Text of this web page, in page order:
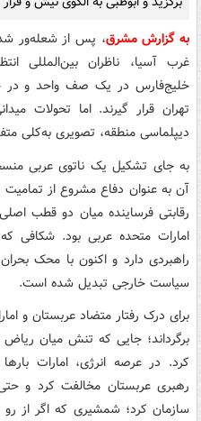
به گزارش مشرق، پس از شعله‌ور
غرب آسیا، ناظران بین‌المللی
خلیج‌فارس در یک صف واحد و در
تهران قرار گیرند. اما تحولات
دیپلماسی منطقه، تصویری به‌کلی
به جای تشکیل یک ناتوی عربی
آن به عنوان دفاع مشروع از
رقابتی فرساینده میان دو قطب
امارات متحده عربی بود.
راهبردی دارد و اکنون با محک
سیاست خارجی تبدیل شده است.
برای درک رفتار متضاد عربستان و
برگرداند؛ جایی که تنش میان ریاض
کرد. در عرصه انرژی، امارات
رهبری عربستان مخالفت کرد و
سازمان کرد؛ شمشیری که اگر از